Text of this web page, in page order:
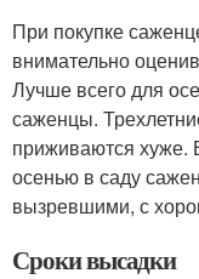
При покупке
внимательно
Лучше всего для
саженцы.
приживаются
осенью в саду
вызревшими, с
Сроки высадки